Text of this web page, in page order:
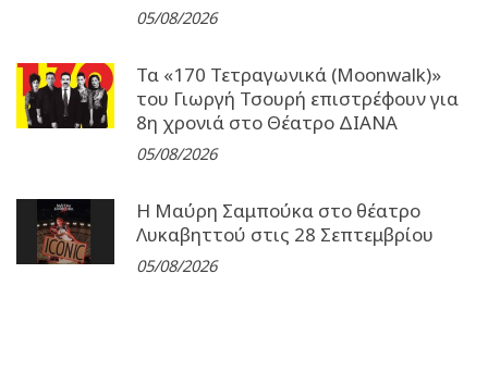
05/08/2026
Τα «170 Τετραγωνικά (Moonwalk)»
του Γιωργή Τσουρή επιστρέφουν για
8η χρονιά στο Θέατρο ΔΙΑΝΑ
05/08/2026
Η Μαύρη Σαμπούκα στο θέατρο
Λυκαβηττού στις 28 Σεπτεμβρίου
05/08/2026